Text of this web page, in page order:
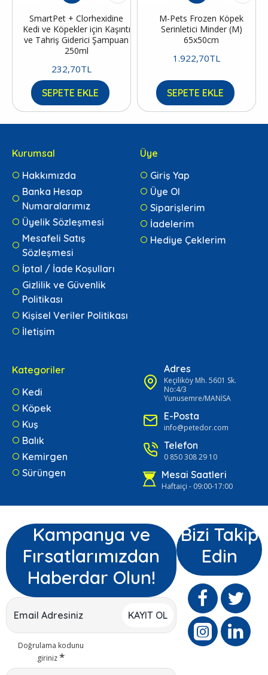
SmartPet + Clorhexidine
Kedi ve Köpekler için Kaşıntı
ve Tahriş Giderici Şampuan
250ml
232,70TL
SEPETE EKLE
M-Pets Frozen Köpek
Serinletici Minder (M)
65x50cm
1.922,70TL
SEPETE EKLE
Kurumsal
Hakkımızda
Banka Hesap
Numaralarımız
Üyelik Sözleşmesi
Mesafeli Satış
Sözleşmesi
İptal / İade Koşulları
Gizlilik ve Güvenlik
Politikası
Kişisel Veriler Politikası
İletişim
Üye
Giriş Yap
Üye Ol
Siparişlerim
İadelerim
Hediye Çeklerim
Kategoriler
Kedi
Köpek
Kuş
Balık
Kemirgen
Sürüngen
Adres
Keçiliköy Mh. 5601 Sk.
No:4/3
Yunusemre/MANİSA
E-Posta
info@petedor.com
Telefon
0 850 308 29 10
Mesai Saatleri
Haftaiçi - 09:00-17:00
Kampanya ve
Fırsatlarımızdan
Haberdar Olun!
KAYIT OL
Doğrulama kodunu
giriniz
Bizi Takip
Edin